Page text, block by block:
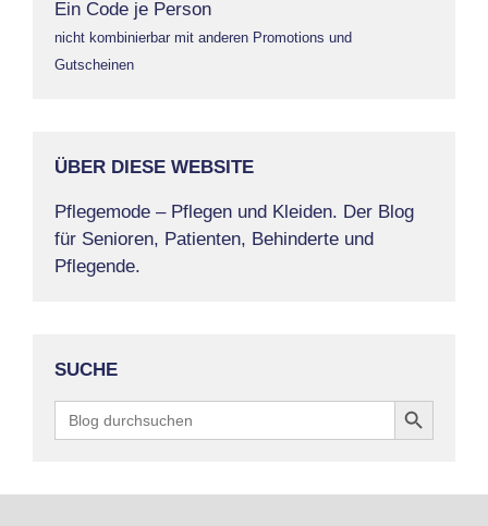
Ein Code je Person
nicht kombinierbar mit anderen Promotions und
Gutscheinen
ÜBER DIESE WEBSITE
Pflegemode – Pflegen und Kleiden. Der Blog
für Senioren, Patienten, Behinderte und
Pflegende.
SUCHE
for:
Search Button